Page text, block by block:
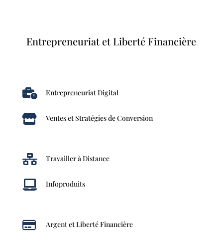
Entrepreneuriat et Liberté Financière
 Entrepreneuriat Digital
 Ventes et Stratégies de Conversion
 Travailler à Distance
 Infoproduits
 Argent et Liberté Financière